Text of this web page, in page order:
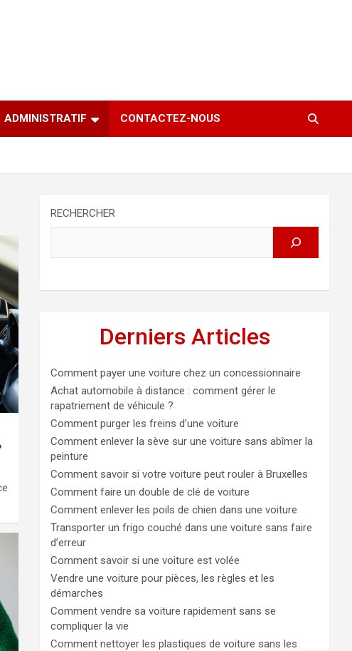
ADMINISTRATIF CONTACTEZ-NOUS
RECHERCHER
Derniers Articles
Comment payer une voiture chez un concessionnaire
Achat automobile à distance : comment gérer le
rapatriement de véhicule ?
Comment purger les freins d’une voiture
Comment enlever la sève sur une voiture sans abîmer la
peinture
Comment savoir si votre voiture peut rouler à Bruxelles
Comment faire un double de clé de voiture
Comment enlever les poils de chien dans une voiture
Transporter un frigo couché dans une voiture sans faire
d’erreur
Comment savoir si une voiture est volée
Vendre une voiture pour pièces, les règles et les
démarches
Comment vendre sa voiture rapidement sans se
compliquer la vie
Comment nettoyer les plastiques de voiture sans les